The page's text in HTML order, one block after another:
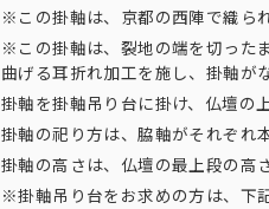
※この掛軸は、京都の西陣で織ら
※この掛軸は、裂地の端を切った
曲げる耳折れ加工を施し、掛軸が
掛軸を掛軸吊り台に掛け、仏壇の
掛軸の祀り方は、脇軸がそれぞれ
掛軸の高さは、仏壇の最上段の高
※掛軸吊り台をお求めの方は、下